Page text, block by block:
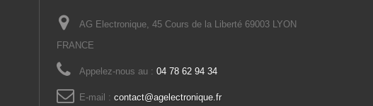
AG Electronique, 45 Cours de la Liberté 69003 LYON
FRANCE
Appelez-nous au : 04 78 62 94 34
E-mail : contact@agelectronique.fr